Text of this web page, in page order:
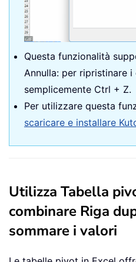
Questa funzionalità
Annulla: per ripristinare
semplicemente Ctrl + Z.
Per utilizzare questa
scaricare e installare
Utilizza Tabella
combinare Riga
sommare i valori